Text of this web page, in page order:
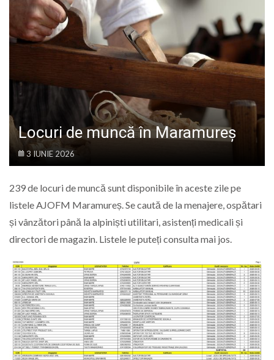
SPECIAL
POLITIC
Locuri de muncă în Maramureș
3 IUNIE 2026
239 de locuri de muncă sunt disponibile în aceste zile pe
listele AJOFM Maramureș. Se caută de la menajere, ospătari
și vânzători până la alpiniști utilitari, asistenți medicali și
directori de magazin. Listele le puteți consulta mai jos.